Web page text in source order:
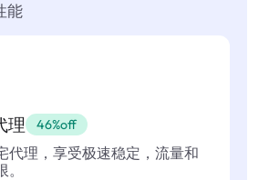
能
理 46%off
代理，享受极速稳定，流量和